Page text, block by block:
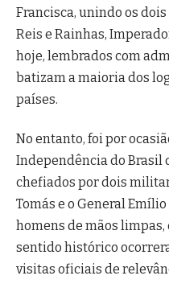
Francisca, unindo os
Reis e Rainhas,
hoje, lembrados com
batizam a maioria dos
países.
No entanto, foi por
Independência do Brasil
chefiados por dois
Tomás e o General
homens de mãos limpas,
sentido histórico
visitas oficiais de